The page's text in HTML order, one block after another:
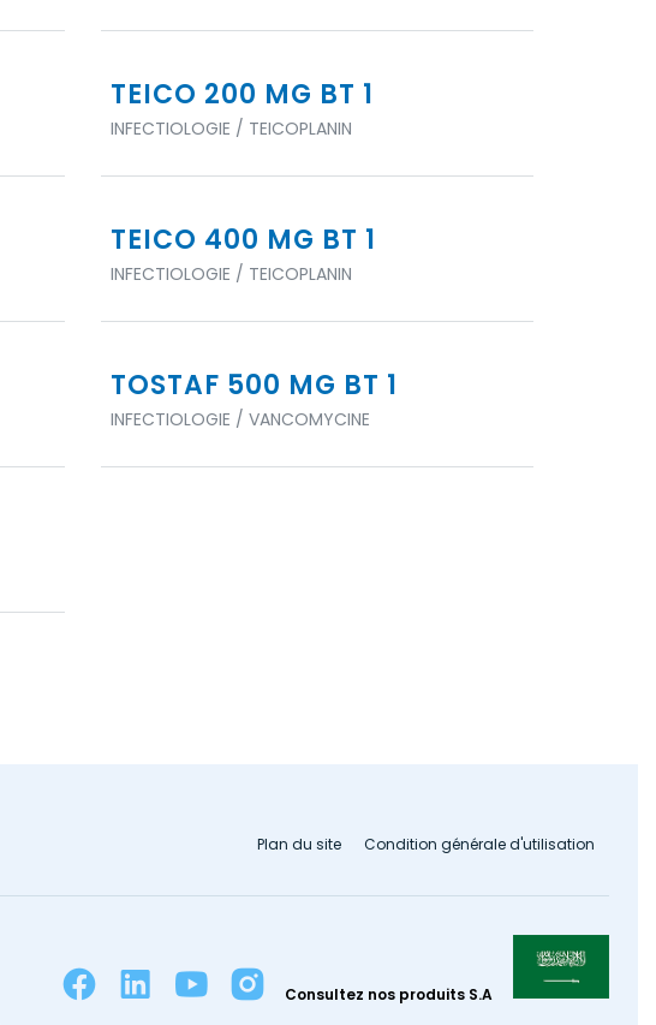
TEICO 200 MG BT 1
INFECTIOLOGIE / TEICOPLANIN
TEICO 400 MG BT 1
INFECTIOLOGIE / TEICOPLANIN
TOSTAF 500 MG BT 1
INFECTIOLOGIE / VANCOMYCINE
Condition générale d'utilisation
Plan du site
Consultez nos produits S.A